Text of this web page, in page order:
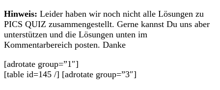
Hinweis: Leider haben wir noch nicht alle Lösungen zu
PICS QUIZ zusammengestellt. Gerne kannst Du uns aber
unterstützen und die Lösungen unten im
Kommentarbereich posten. Danke
[adrotate group=”1″]
[table id=145 /] [adrotate group=”3″]